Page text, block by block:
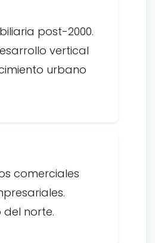
post-2000.
vertical
urbano
comerciales
norte.